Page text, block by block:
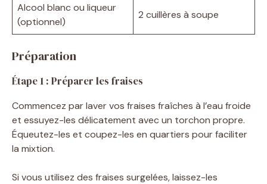
Alcool blanc ou liqueur
(optionnel)
2 cuillères à soupe
Préparation
Étape 1 : Préparer les fraises
Commencez par laver vos fraises fraîches à l’eau froide
et essuyez-les délicatement avec un torchon propre.
Équeutez-les et coupez-les en quartiers pour faciliter
la mixtion.
Si vous utilisez des fraises surgelées, laissez-les